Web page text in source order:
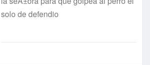
solo de defendio